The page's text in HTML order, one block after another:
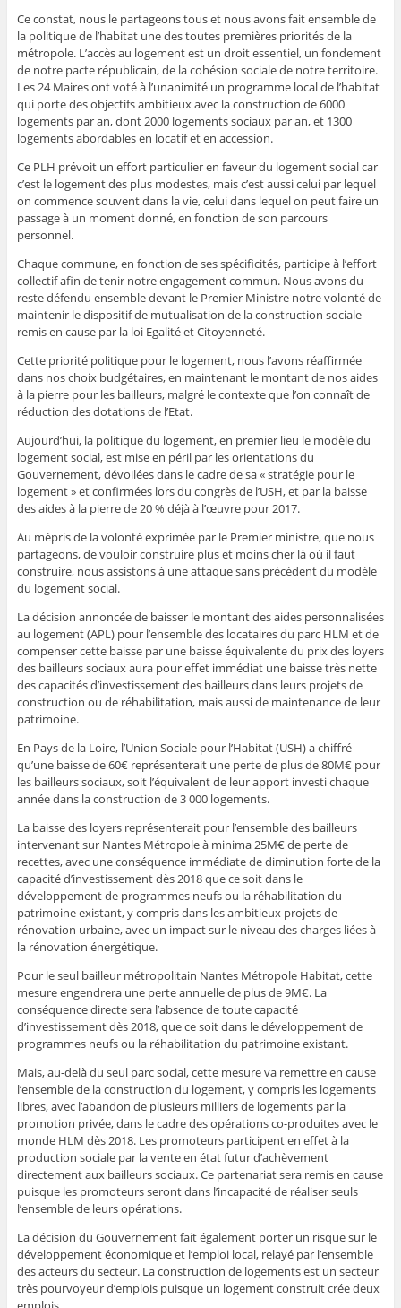
Ce constat, nous le partageons tous et nous avons fait ensemble de
la politique de l’habitat une des toutes premières priorités de la
métropole. L’accès au logement est un droit essentiel, un fondement
de notre pacte républicain, de la cohésion sociale de notre territoire.
Les 24 Maires ont voté à l’unanimité un programme local de l’habitat
qui porte des objectifs ambitieux avec la construction de 6000
logements par an, dont 2000 logements sociaux par an, et 1300
logements abordables en locatif et en accession.
Ce PLH prévoit un effort particulier en faveur du logement social car
c’est le logement des plus modestes, mais c’est aussi celui par lequel
on commence souvent dans la vie, celui dans lequel on peut faire un
passage à un moment donné, en fonction de son parcours
personnel.
Chaque commune, en fonction de ses spécificités, participe à l’effort
collectif afin de tenir notre engagement commun. Nous avons du
reste défendu ensemble devant le Premier Ministre notre volonté de
maintenir le dispositif de mutualisation de la construction sociale
remis en cause par la loi Egalité et Citoyenneté.
Cette priorité politique pour le logement, nous l’avons réaffirmée
dans nos choix budgétaires, en maintenant le montant de nos aides
à la pierre pour les bailleurs, malgré le contexte que l’on connaît de
réduction des dotations de l’Etat.
Aujourd’hui, la politique du logement, en premier lieu le modèle du
logement social, est mise en péril par les orientations du
Gouvernement, dévoilées dans le cadre de sa « stratégie pour le
logement » et confirmées lors du congrès de l’USH, et par la baisse
des aides à la pierre de 20 % déjà à l’œuvre pour 2017.
Au mépris de la volonté exprimée par le Premier ministre, que nous
partageons, de vouloir construire plus et moins cher là où il faut
construire, nous assistons à une attaque sans précédent du modèle
du logement social.
La décision annoncée de baisser le montant des aides personnalisées
au logement (APL) pour l’ensemble des locataires du parc HLM et de
compenser cette baisse par une baisse équivalente du prix des loyers
des bailleurs sociaux aura pour effet immédiat une baisse très nette
des capacités d’investissement des bailleurs dans leurs projets de
construction ou de réhabilitation, mais aussi de maintenance de leur
patrimoine.
En Pays de la Loire, l’Union Sociale pour l’Habitat (USH) a chiffré
qu’une baisse de 60€ représenterait une perte de plus de 80M€ pour
les bailleurs sociaux, soit l’équivalent de leur apport investi chaque
année dans la construction de 3 000 logements.
La baisse des loyers représenterait pour l’ensemble des bailleurs
intervenant sur Nantes Métropole à minima 25M€ de perte de
recettes, avec une conséquence immédiate de diminution forte de la
capacité d’investissement dès 2018 que ce soit dans le
développement de programmes neufs ou la réhabilitation du
patrimoine existant, y compris dans les ambitieux projets de
rénovation urbaine, avec un impact sur le niveau des charges liées à
la rénovation énergétique.
Pour le seul bailleur métropolitain Nantes Métropole Habitat, cette
mesure engendrera une perte annuelle de plus de 9M€. La
conséquence directe sera l’absence de toute capacité
d’investissement dès 2018, que ce soit dans le développement de
programmes neufs ou la réhabilitation du patrimoine existant.
Mais, au-delà du seul parc social, cette mesure va remettre en cause
l’ensemble de la construction du logement, y compris les logements
libres, avec l’abandon de plusieurs milliers de logements par la
promotion privée, dans le cadre des opérations co-produites avec le
monde HLM dès 2018. Les promoteurs participent en effet à la
production sociale par la vente en état futur d’achèvement
directement aux bailleurs sociaux. Ce partenariat sera remis en cause
puisque les promoteurs seront dans l’incapacité de réaliser seuls
l’ensemble de leurs opérations.
La décision du Gouvernement fait également porter un risque sur le
développement économique et l’emploi local, relayé par l’ensemble
des acteurs du secteur. La construction de logements est un secteur
très pourvoyeur d’emplois puisque un logement construit crée deux